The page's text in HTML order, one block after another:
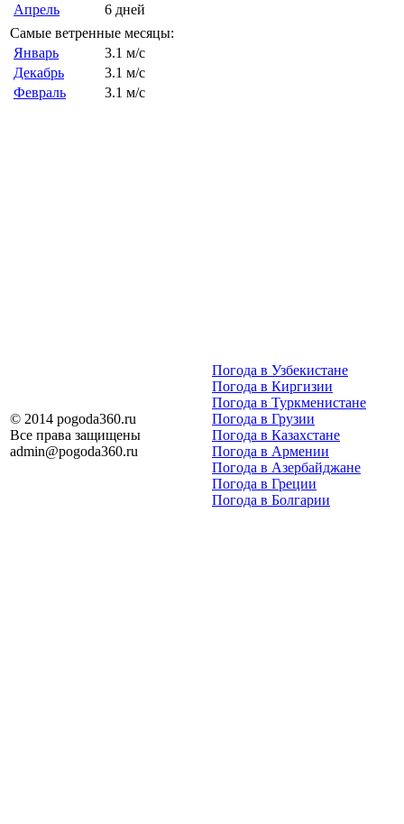
Апрель
6 дней
Самые ветренные месяцы:
Январь
3.1 м/с
Декабрь
3.1 м/с
Февраль
3.1 м/с
© 2014 pogoda360.ru
Все права защищены
admin@pogoda360.ru
Погода в Узбекистане
Погода в Киргизии
Погода в Туркменистане
Погода в Грузии
Погода в Казахстане
Погода в Армении
Погода в Азербайджане
Погода в Греции
Погода в Болгарии